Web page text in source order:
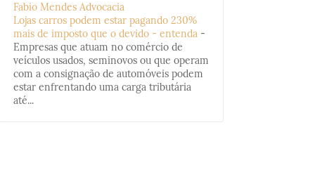
Fabio Mendes Advocacia
Lojas carros podem estar pagando 230%
mais de imposto que o devido - entenda -
Empresas que atuam no comércio de
veículos usados, seminovos ou que operam
com a consignação de automóveis podem
estar enfrentando uma carga tributária
até...